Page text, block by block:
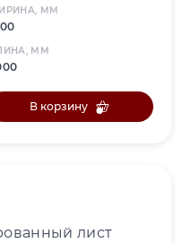
ММ
ММ
В корзину
лист